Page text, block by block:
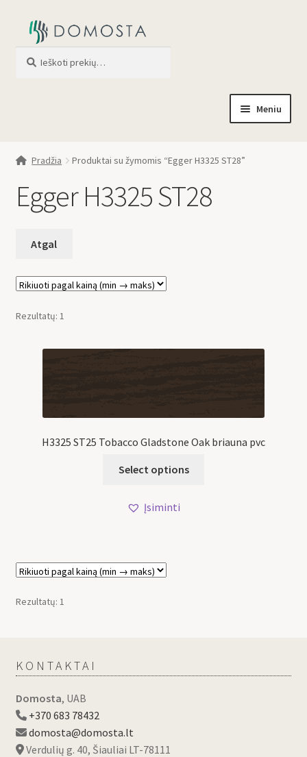
Meniu
Apie mus
Profilis
Pradžia Produktai su žymomis “Egger H3325 ST28”
Egger H3325 ST28
Rezultatų: 1
H3325 ST25 Tobacco Gladstone Oak briauna pvc
Select options
Įsiminti
Rezultatų: 1
KONTAKTAI
Domosta, UAB
+370 683 78432
domosta@domosta.lt
Verdulių g. 40, Šiauliai LT-78111